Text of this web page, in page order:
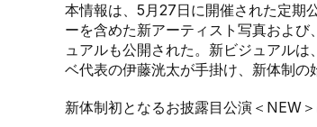
本情報は、5月27日に開催された定期
ーを含めた新アーティスト写真およ
ュアルも公開された。新ビジュアル
ベ代表の伊藤洸太が手掛け、新体制の
新体制初となるお披露目公演＜NEW